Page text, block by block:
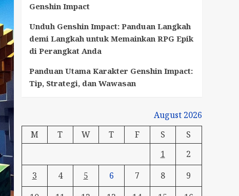
Genshin Impact
Unduh Genshin Impact: Panduan Langkah
demi Langkah untuk Memainkan RPG Epik
di Perangkat Anda
Panduan Utama Karakter Genshin Impact:
Tip, Strategi, dan Wawasan
August 2026
M
T W T F S
S
1
2
3
4 5 6 7 8
9